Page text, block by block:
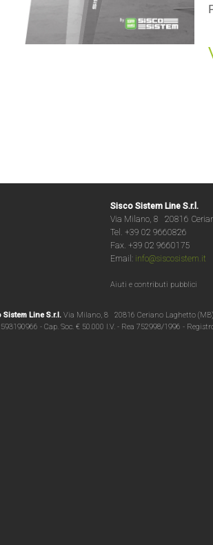
Sisco Sistem Line S.r.l.
Via Milano, 8 20816
Tel. +39 02 9660826
Fax. +39 02 9660175
Email: info@siscosistem.it
Aiuti e contributi pubblici
Line S.r.l. Via Milano, 8 20816 Ceriano Laghetto
- Cap. Soc. € 50.000 I.V. - Rea 752998/1996 -